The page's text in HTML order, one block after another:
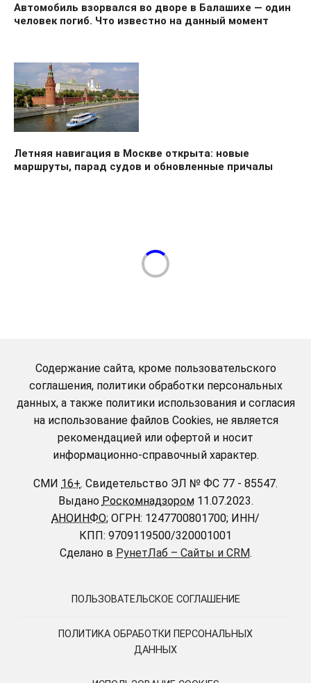
Автомобиль взорвался во дворе в Балашихе — один
человек погиб. Что известно на данный момент
Летняя навигация в Москве открыта: новые
маршруты, парад судов и обновленные причалы
Содержание сайта, кроме пользовательского
соглашения, политики обработки персональных
данных, а также политики использования и согласия
на использование файлов Cookies, не является
рекомендацией или офертой и носит
информационно-справочный характер.
СМИ 16+. Свидетельство ЭЛ № ФС 77 - 85547.
Выдано Роскомнадзором11.07.2023.
АНОИНФО; ОГРН: 1247700801700; ИНН/
КПП: 9709119500/320001001
Сделано в РунетЛаб – Сайты и CRM.
ПОЛЬЗОВАТЕЛЬСКОЕ СОГЛАШЕНИЕ
ПОЛИТИКА ОБРАБОТКИ ПЕРСОНАЛЬНЫХ
ДАННЫХ